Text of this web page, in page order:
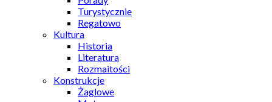
Turystycznie
Regatowo
Kultura
Historia
Literatura
Rozmaitości
Konstrukcje
Żaglowe